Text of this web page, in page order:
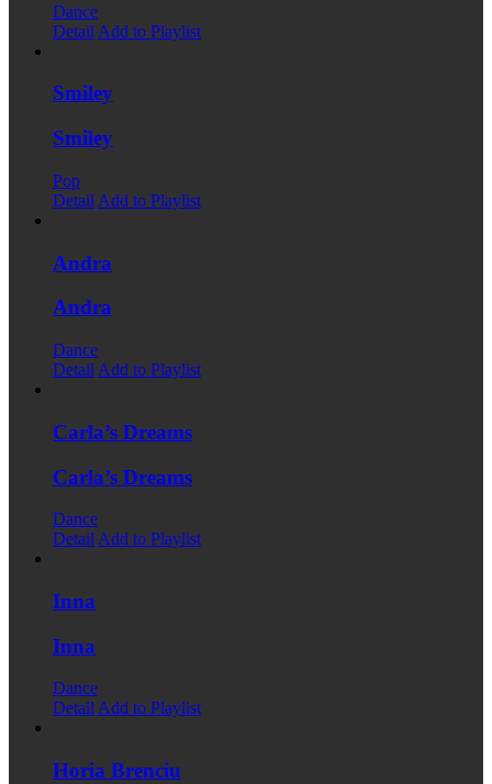
Dance
Detail Add to Playlist
Smiley
Smiley
Pop
Detail Add to Playlist
Andra
Andra
Dance
Detail Add to Playlist
Carla’s Dreams
Carla’s Dreams
Dance
Detail Add to Playlist
Inna
Inna
Dance
Detail Add to Playlist
Horia Brenciu